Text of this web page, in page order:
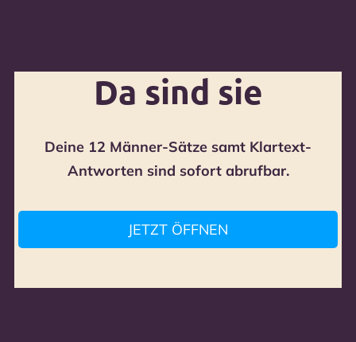
Da sind sie
Deine 12 Männer-Sätze samt Klartext-
Antworten sind sofort abrufbar.
JETZT ÖFFNEN